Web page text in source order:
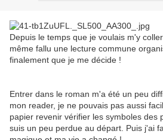
Depuis le temps que je voulais m'y
même fallu une lecture commune
finalement que je me décide !
Entrer dans le roman m'a été un peu
mon reader, je ne pouvais pas aussi
papier revenir vérifier les symboles des
suis un peu perdue au départ. Puis j'ai